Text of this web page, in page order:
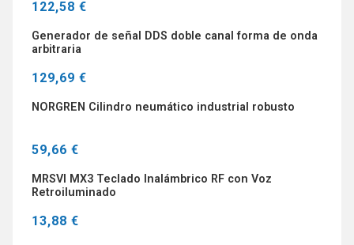
122,58 €
Generador de señal DDS doble canal forma de onda
arbitraria
129,69 €
NORGREN Cilindro neumático industrial robusto
59,66 €
MRSVI MX3 Teclado Inalámbrico RF con Voz
Retroiluminado
13,88 €